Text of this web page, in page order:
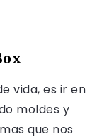
vida, es ir en
moldes y
que nos